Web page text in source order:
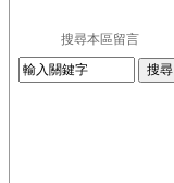
搜尋本區留言